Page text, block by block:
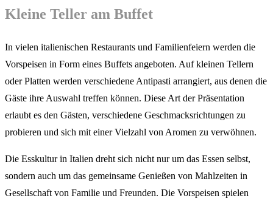
Kleine Teller am Buffet
In vielen italienischen Restaurants und Familienfeiern werden die
Vorspeisen in Form eines Buffets angeboten. Auf kleinen Tellern
oder Platten werden verschiedene Antipasti arrangiert, aus denen die
Gäste ihre Auswahl treffen können. Diese Art der Präsentation
erlaubt es den Gästen, verschiedene Geschmacksrichtungen zu
probieren und sich mit einer Vielzahl von Aromen zu verwöhnen.
Die Esskultur in Italien dreht sich nicht nur um das Essen selbst,
sondern auch um das gemeinsame Genießen von Mahlzeiten in
Gesellschaft von Familie und Freunden. Die Vorspeisen spielen